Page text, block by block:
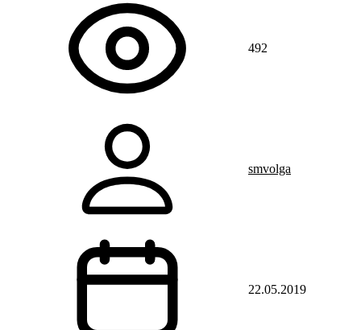
492
smvolga
22.05.2019